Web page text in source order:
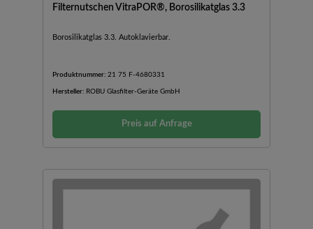
Filternutschen VitraPOR®, Borosilikatglas 3.3
Borosilikatglas 3.3. Autoklavierbar.
Produktnummer: 21 75 F-4680331
Hersteller: ROBU Glasfilter-Geräte GmbH
Preis auf Anfrage